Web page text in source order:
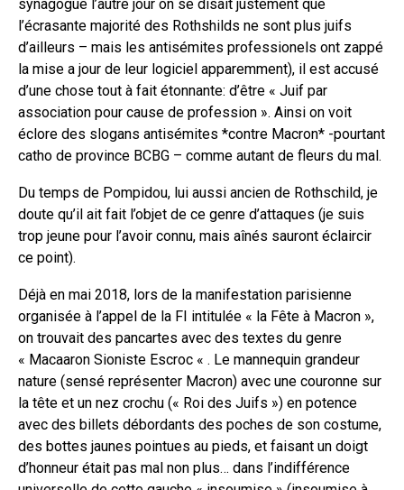
synagogue l’autre jour on se disait justement que
l’écrasante majorité des Rothshilds ne sont plus juifs
d’ailleurs – mais les antisémites professionels ont zappé
la mise a jour de leur logiciel apparemment), il est accusé
d’une chose tout à fait étonnante: d’être « Juif par
association pour cause de profession ». Ainsi on voit
éclore des slogans antisémites *contre Macron* -pourtant
catho de province BCBG – comme autant de fleurs du mal.
Du temps de Pompidou, lui aussi ancien de Rothschild, je
doute qu’il ait fait l’objet de ce genre d’attaques (je suis
trop jeune pour l’avoir connu, mais aînés sauront éclaircir
ce point).
Déjà en mai 2018, lors de la manifestation parisienne
organisée à l’appel de la FI intitulée « la Fête à Macron »,
on trouvait des pancartes avec des textes du genre
« Macaaron Sioniste Escroc « . Le mannequin grandeur
nature (sensé représenter Macron) avec une couronne sur
la tête et un nez crochu (« Roi des Juifs ») en potence
avec des billets débordants des poches de son costume,
des bottes jaunes pointues au pieds, et faisant un doigt
d’honneur était pas mal non plus… dans l’indifférence